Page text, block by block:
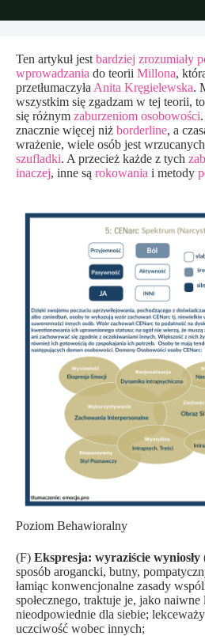
Ten artykuł jest bardziej zrozumiały
wprowadzania do teorii Millona,
przetłumaczyła Anita Kręgielewska.
wszystkim się zgadzam w tej teorii,
się różnym zaburzeniom osobowości
znacznie więcej niż borderline, a
wrażenie, wiele osób jest wrzucanych
szufladki. A przecież każde z tych
inaczej, inne są rokowania i metody
Poziom Behawioralny
(F) Ekspresja: wyraziście wyniosły
sposób arogancki, butny,
łamiąc konwencjonalne zasady
społecznego, traktuje je, jako naiwne
nieodpowiednie dla siebie;
uczciwość wobec innych;